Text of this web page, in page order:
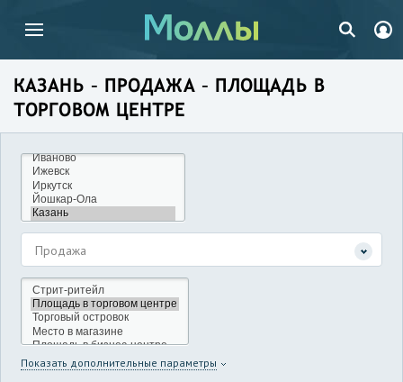
КАЗАНЬ – ПРОДАЖА – ПЛОЩАДЬ В
ТОРГОВОМ ЦЕНТРЕ
Продажа
Показать дополнительные параметры